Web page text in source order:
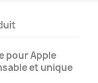
pour Apple
et unique